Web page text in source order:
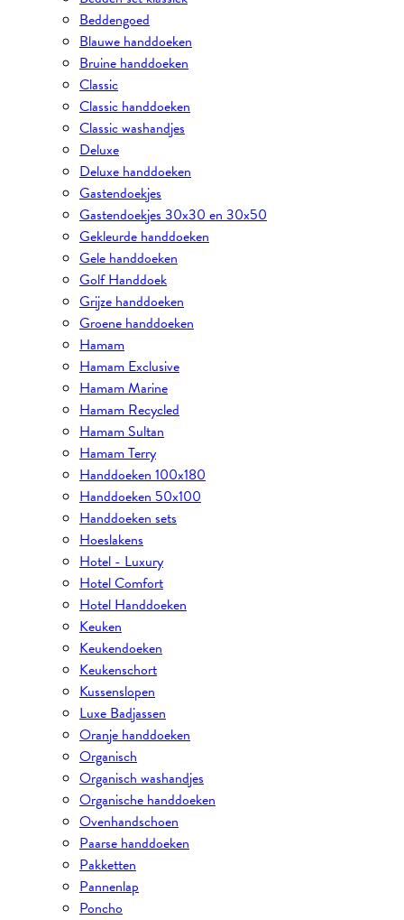
Beddengoed
Blauwe handdoeken
Bruine handdoeken
Classic
Classic handdoeken
Classic washandjes
Deluxe
Deluxe handdoeken
Gastendoekjes
Gastendoekjes 30x30 en 30x50
Gekleurde handdoeken
Gele handdoeken
Golf Handdoek
Grijze handdoeken
Groene handdoeken
Hamam
Hamam Exclusive
Hamam Marine
Hamam Recycled
Hamam Sultan
Hamam Terry
Handdoeken 100x180
Handdoeken 50x100
Handdoeken sets
Hoeslakens
Hotel - Luxury
Hotel Comfort
Hotel Handdoeken
Keuken
Keukendoeken
Keukenschort
Kussenslopen
Luxe Badjassen
Oranje handdoeken
Organisch
Organisch washandjes
Organische handdoeken
Ovenhandschoen
Paarse handdoeken
Pakketten
Pannenlap
Poncho